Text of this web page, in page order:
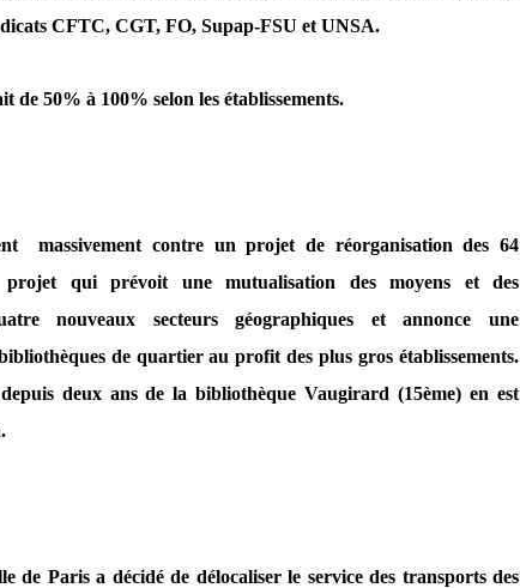
CFTC, CGT, FO, Supap-FSU et UNSA.
de 50% à 100% selon les établissements.
massivement contre un projet de réorganisation des 64
projet qui prévoit une mutualisation des moyens et des
nouveaux secteurs géographiques et annonce une
de quartier au profit des plus gros établissements.
deux ans de la bibliothèque Vaugirard (15ème) en est
de Paris a décidé de délocaliser le service des transports des